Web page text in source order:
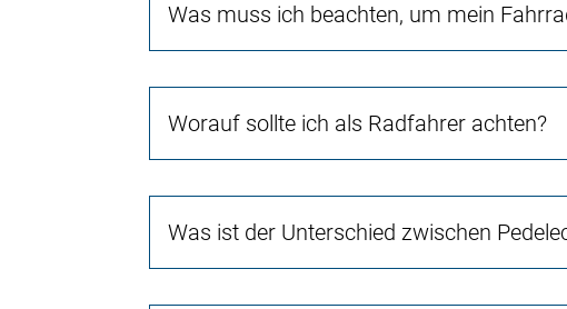
Was muss ich beachten, um mein
Worauf sollte ich als Radfahrer achten?
Was ist der Unterschied zwischen